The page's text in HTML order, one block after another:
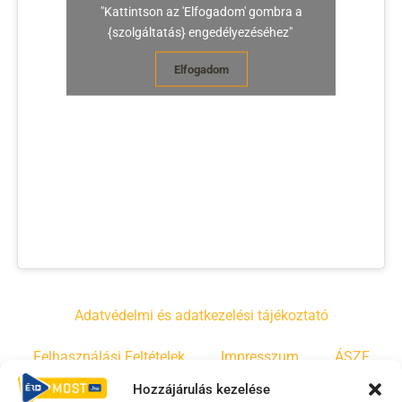
Hozzájárulás kezelése
"Kattintson az 'Elfogadom' gombra a
{szolgáltatás} engedélyezéséhez"
Elfogadom
Adatvédelmi és adatkezelési tájékoztató
Felhasználási Feltételek Impresszum ÁSZF
Irányelvek Moderálási szabályzat